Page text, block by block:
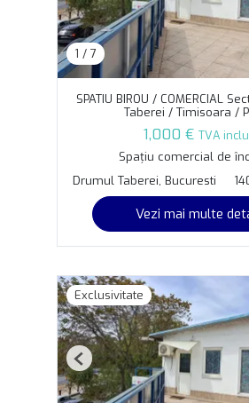
1 / 7
SPATIU BIROU / COMERCIAL
Taberei / Timisoara /
1,000 € TVA
Spațiu comercial de
Drumul Taberei, Bucuresti
Vezi mai multe
Exclusivitate
Previous